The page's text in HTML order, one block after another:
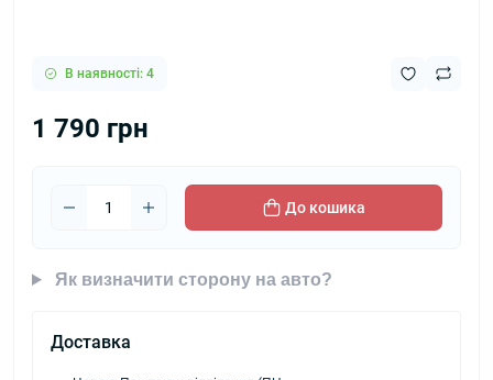
В наявності: 4
1 790 грн
До кошика
Як визначити сторону на авто?
Доставка